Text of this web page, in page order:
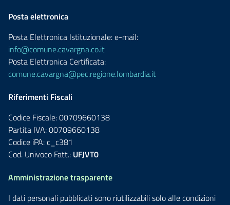
Posta elettronica
Posta Elettronica Istituzionale: e-mail:
info@comune.cavargna.co.it
Posta Elettronica Certificata:
comune.cavargna@pec.regione.lombardia.it
Riferimenti Fiscali
Codice Fiscale: 00709660138
Partita IVA: 00709660138
Codice iPA: c_c381
Cod. Univoco Fatt.: UFJVT0
Amministrazione trasparente
I dati personali pubblicati sono riutilizzabili solo alle condizioni